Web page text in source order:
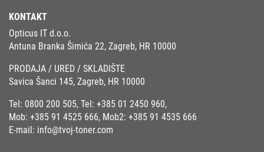
KONTAKT
Opticus IT d.o.o.
Antuna Branka Šimića 22, Zagreb, HR 10000
PRODAJA / URED / SKLADIŠTE
Savica Šanci 145, Zagreb, HR 10000
Tel: 0800 200 505, Tel: +385 01 2450 960,
Mob: +385 91 4525 666, Mob2: +385 91 4535 666
E-mail: info@tvoj-toner.com